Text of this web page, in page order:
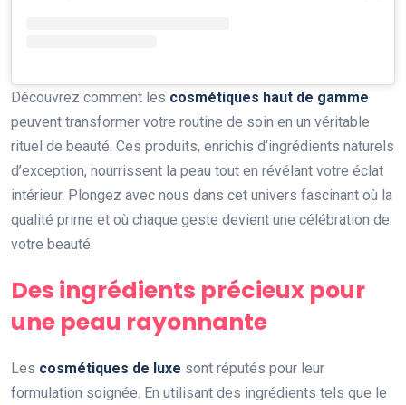
Découvrez comment les cosmétiques haut de gamme
peuvent transformer votre routine de soin en un véritable
rituel de beauté. Ces produits, enrichis d’ingrédients naturels
d’exception, nourrissent la peau tout en révélant votre éclat
intérieur. Plongez avec nous dans cet univers fascinant où la
qualité prime et où chaque geste devient une célébration de
votre beauté.
Des ingrédients précieux pour
une peau rayonnante
Les cosmétiques de luxe sont réputés pour leur
formulation soignée. En utilisant des ingrédients tels que le